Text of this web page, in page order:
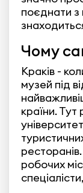
поєднати
Чому
Краків -
музей під
країни.
робочих